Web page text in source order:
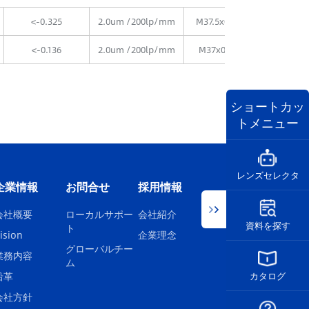
<-0.325 2.0um /200lp/mm M37.5x0.75
<-0.136 2.0um /200lp/mm M37x0.75
業情報
社概要
務内容
革
社方針
お問合せ
ローカルサポー
ト
グローバルチー
ム
採用情報
会社紹介
企業理念
ショートカッ
トメニュー
レンズセレクタ
資料を探す
カタログ